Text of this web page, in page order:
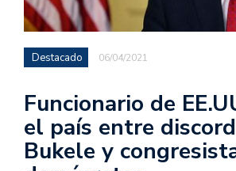
Destacado 06/04/2021
Funcionario de
el país entre
Bukele y